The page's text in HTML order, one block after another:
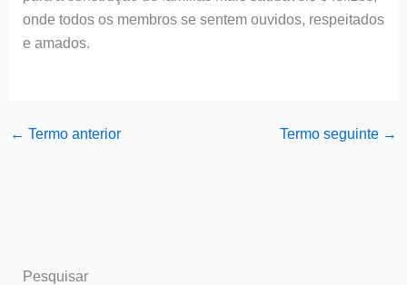
onde todos os membros se sentem ouvidos, respeitados
e amados.
← Termo anterior Termo seguinte →
Pesquisar